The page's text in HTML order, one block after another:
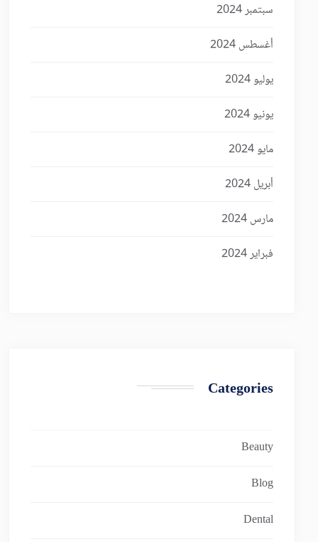
سبتمبر 2024
أغسطس 2024
يوليو 2024
يونيو 2024
مايو 2024
أبريل 2024
مارس 2024
فبراير 2024
Categories
Beauty
Blog
Dental